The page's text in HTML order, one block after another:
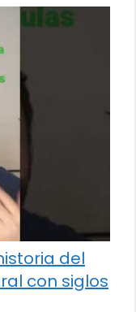
del
con siglos